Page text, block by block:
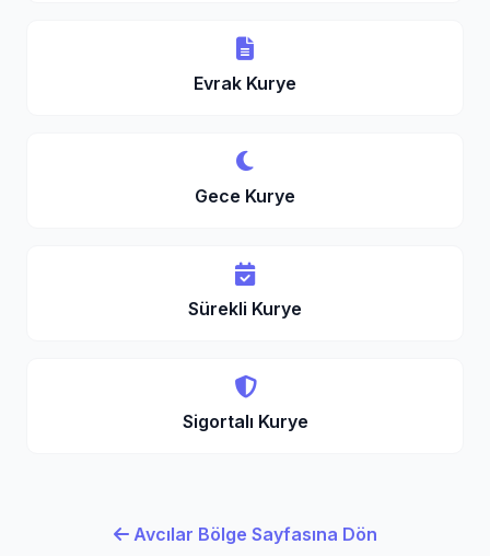
Evrak Kurye
Gece Kurye
Sürekli Kurye
Sigortalı Kurye
Avcılar Bölge Sayfasına Dön